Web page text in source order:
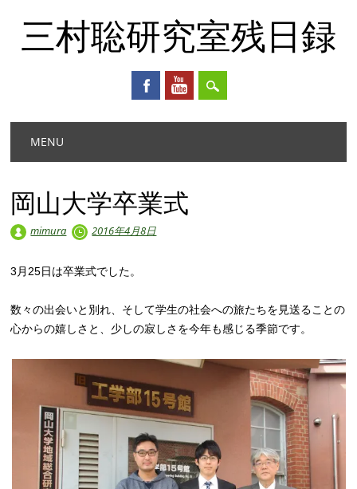
三村聡研究室残日録
Main menu
MENU
岡山大学卒業式
mimura 2016年4月8日
3月25日は卒業式でした。
数々の出会いと別れ、そして学生の社会への旅たちを見送ることの
心からの嬉しさと、少しの寂しさを今年も感じる季節です。